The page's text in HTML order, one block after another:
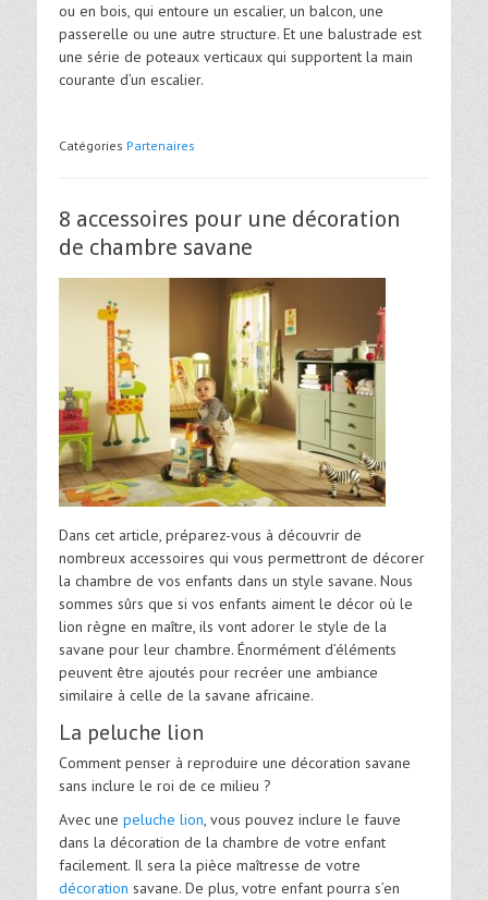
ou en bois, qui entoure un escalier, un balcon, une
passerelle ou une autre structure. Et une balustrade est
une série de poteaux verticaux qui supportent la main
courante d’un escalier.
Catégories Partenaires
8 accessoires pour une décoration
de chambre savane
Dans cet article, préparez-vous à découvrir de
nombreux accessoires qui vous permettront de décorer
la chambre de vos enfants dans un style savane. Nous
sommes sûrs que si vos enfants aiment le décor où le
lion règne en maître, ils vont adorer le style de la
savane pour leur chambre. Énormément d’éléments
peuvent être ajoutés pour recréer une ambiance
similaire à celle de la savane africaine.
La peluche lion
Comment penser à reproduire une décoration savane
sans inclure le roi de ce milieu ?
Avec une peluche lion, vous pouvez inclure le fauve
dans la décoration de la chambre de votre enfant
facilement. Il sera la pièce maîtresse de votre
décoration savane. De plus, votre enfant pourra s’en